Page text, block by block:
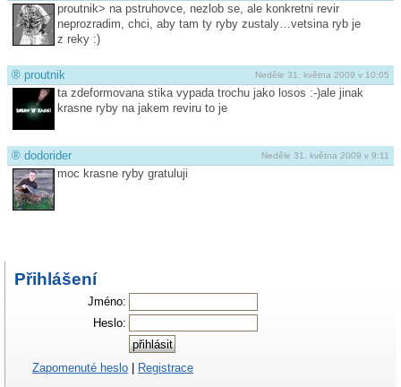
proutnik> na pstruhovce, nezlob se, ale konkretni revir
neprozradim, chci, aby tam ty ryby zustaly…vetsina ryb je
z reky :)
Neděle 31. května 2009 v 10:05
® proutnik
ta zdeformovana stika vypada trochu jako losos :-)ale jinak
krasne ryby na jakem reviru to je
Neděle 31. května 2009 v 9:11
® dodorider
moc krasne ryby gratuluji
Přihlášení
Jméno:
Heslo:
Zapomenuté heslo Registrace